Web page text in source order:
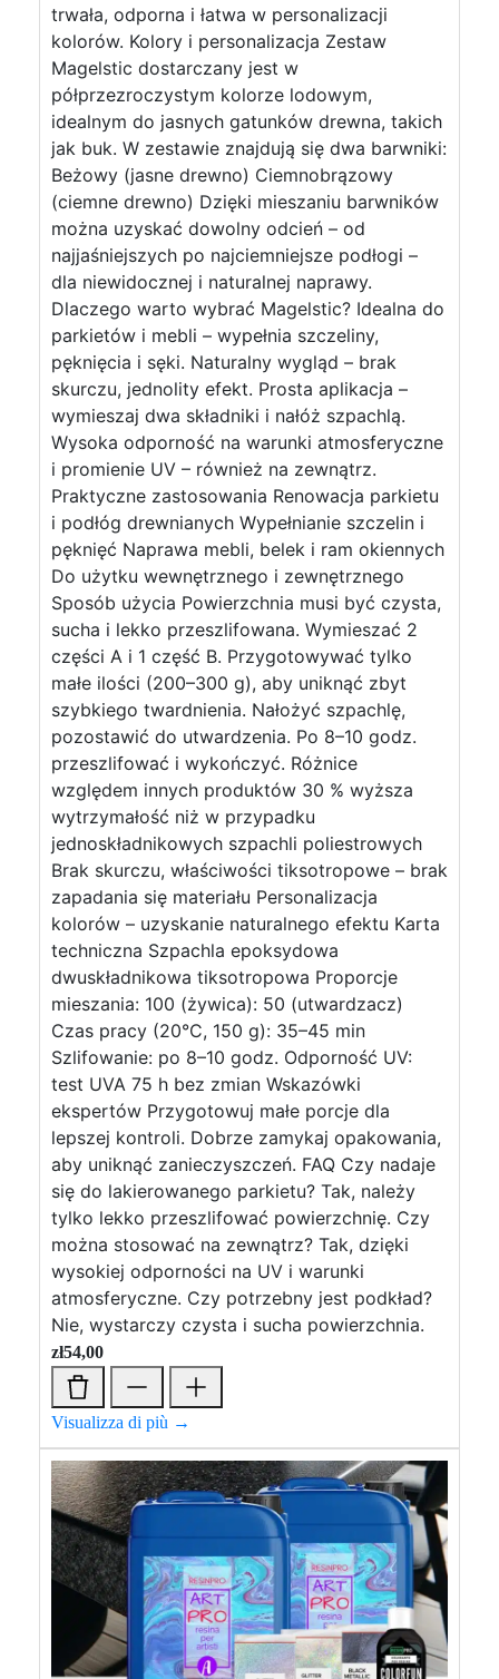
trwała, odporna i łatwa w personalizacji
kolorów. Kolory i personalizacja Zestaw
Magelstic dostarczany jest w
półprzezroczystym kolorze lodowym,
idealnym do jasnych gatunków drewna, takich
jak buk. W zestawie znajdują się dwa barwniki:
Beżowy (jasne drewno) Ciemnobrązowy
(ciemne drewno) Dzięki mieszaniu barwników
można uzyskać dowolny odcień – od
najjaśniejszych po najciemniejsze podłogi –
dla niewidocznej i naturalnej naprawy.
Dlaczego warto wybrać Magelstic? Idealna do
parkietów i mebli – wypełnia szczeliny,
pęknięcia i sęki. Naturalny wygląd – brak
skurczu, jednolity efekt. Prosta aplikacja –
wymieszaj dwa składniki i nałóż szpachlą.
Wysoka odporność na warunki atmosferyczne
i promienie UV – również na zewnątrz.
Praktyczne zastosowania Renowacja parkietu
i podłóg drewnianych Wypełnianie szczelin i
pęknięć Naprawa mebli, belek i ram okiennych
Do użytku wewnętrznego i zewnętrznego
Sposób użycia Powierzchnia musi być czysta,
sucha i lekko przeszlifowana. Wymieszać 2
części A i 1 część B. Przygotowywać tylko
małe ilości (200–300 g), aby uniknąć zbyt
szybkiego twardnienia. Nałożyć szpachlę,
pozostawić do utwardzenia. Po 8–10 godz.
przeszlifować i wykończyć. Różnice
względem innych produktów 30 % wyższa
wytrzymałość niż w przypadku
jednoskładnikowych szpachli poliestrowych
Brak skurczu, właściwości tiksotropowe – brak
zapadania się materiału Personalizacja
kolorów – uzyskanie naturalnego efektu Karta
techniczna Szpachla epoksydowa
dwuskładnikowa tiksotropowa Proporcje
mieszania: 100 (żywica): 50 (utwardzacz)
Czas pracy (20°C, 150 g): 35–45 min
Szlifowanie: po 8–10 godz. Odporność UV:
test UVA 75 h bez zmian Wskazówki
ekspertów Przygotowuj małe porcje dla
lepszej kontroli. Dobrze zamykaj opakowania,
aby uniknąć zanieczyszczeń. FAQ Czy nadaje
się do lakierowanego parkietu? Tak, należy
tylko lekko przeszlifować powierzchnię. Czy
można stosować na zewnątrz? Tak, dzięki
wysokiej odporności na UV i warunki
atmosferyczne. Czy potrzebny jest podkład?
Nie, wystarczy czysta i sucha powierzchnia.
zł54,00
Visualizza di più →